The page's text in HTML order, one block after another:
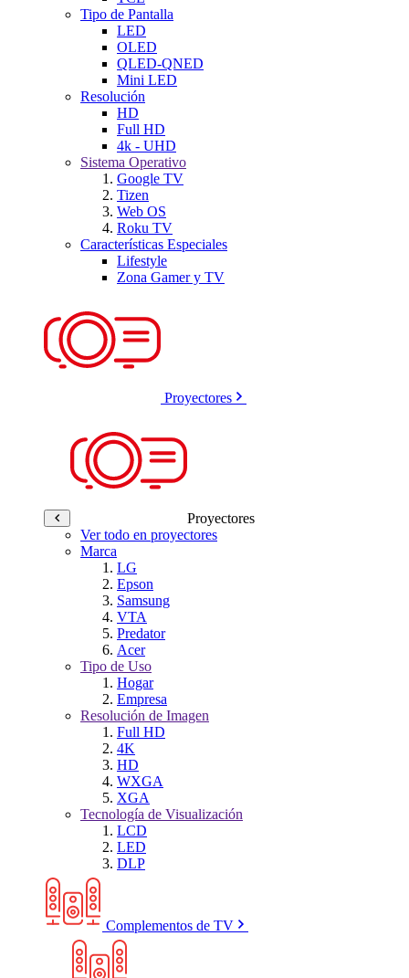
Tipo de Pantalla
LED
OLED
QLED-QNED
Mini LED
Resolución
HD
Full HD
4k - UHD
Sistema Operativo
Google TV
Tizen
Web OS
Roku TV
Características Especiales
Lifestyle
Zona Gamer y TV
Proyectores
Proyectores
Ver todo en proyectores
Marca
LG
Epson
Samsung
VTA
Predator
Acer
Tipo de Uso
Hogar
Empresa
Resolución de Imagen
Full HD
4K
HD
WXGA
XGA
Tecnología de Visualización
LCD
LED
DLP
Complementos de TV